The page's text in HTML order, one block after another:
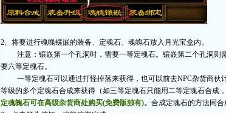
2、将要进行魂魄镶嵌的装备、定魂石、魂魄石放入月光宝盒内。
注意：镶嵌第一个孔洞时，需要一等定魂石。镶嵌第二个孔洞则
要六等定魂石。
一等定魂石可以通过打怪掉落来获得，也可以前去NPC杂货商伙
等级的多个定魂石合成来获得（如三等定魂石只能用二等定魂石合成
定魂魄石可在高级杂货商处购买(免费版独有)。 合成定魂石的方法同合